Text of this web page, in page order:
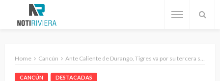
Home Cancún Ante Caliente de Durango, Tigres va por su tercera serie inédita
CANCÚN DESTACADAS